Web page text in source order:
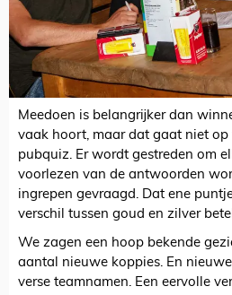
Meedoen is belangrijker dan
vaak hoort, maar dat gaat niet
pubquiz. Er wordt gestreden om
voorlezen van de antwoorden
ingrepen gevraagd. Dat ene
verschil tussen goud en zilver
We zagen een hoop bekende
aantal nieuwe koppies. En
verse teamnamen. Een eervolle